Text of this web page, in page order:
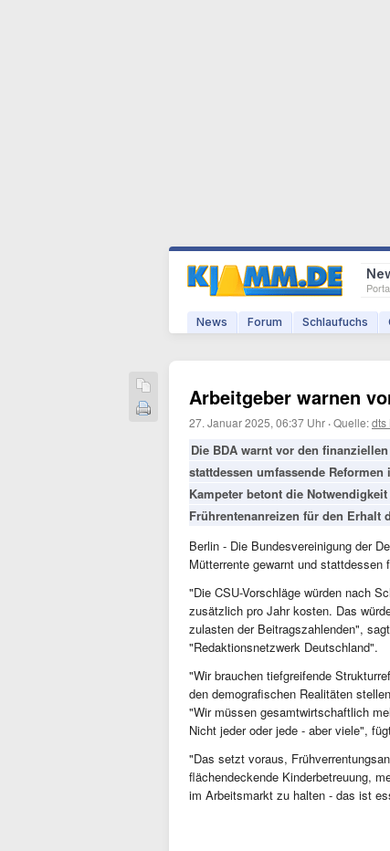
News Forum Schlaufuchs
Arbeitgeber warnen
27. Januar 2025, 06:37 Uhr ·Quelle:dts
Die BDA warnt vor den
stattdessen umfassende
Kampeter betont die
Frührentenanreizen für den Erhalt
Berlin - Die Bundesvereinigung der
Mütterrente gewarnt und stattdessen
"Die CSU-Vorschläge würden nach
zusätzlich pro Jahr kosten. Das
zulasten der Beitragszahlenden",
"Redaktionsnetzwerk Deutschland".
"Wir brauchen tiefgreifende
den demografischen Realitäten
"Wir müssen gesamtwirtschaftlich
Nicht jeder oder jede - aber viele",
"Das setzt voraus,
flächendeckende Kinderbetreuung,
im Arbeitsmarkt zu halten - das ist